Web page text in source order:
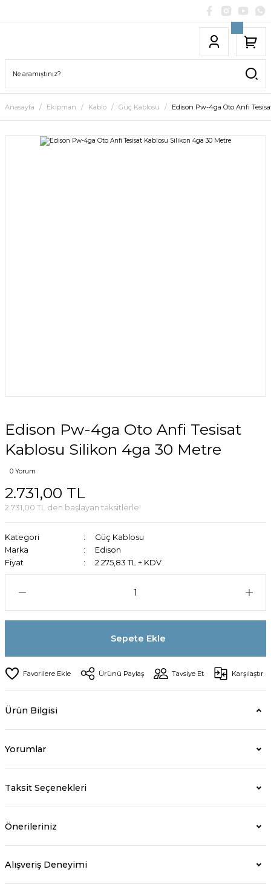
Anasayfa Ekipman Kablo Güç Kablosu Edison Pw-4ga Oto Anfi
Edison Pw-4ga Oto Anfi Tesisat
Kablosu Silikon 4ga 30 Metre
0 Yorum
2.731,00 TL
2.731,00 TL den başlayan taksitlerle!
Kategori
Güç Kablosu
Marka
Edison
Fiyat
2.275,83 TL + KDV
Sepete Ekle
Ürünü Paylaş Tavsiye Et Karşılaştır
Ürün Bilgisi
Yorumlar
Taksit Seçenekleri
Önerileriniz
Alışveriş Deneyimi